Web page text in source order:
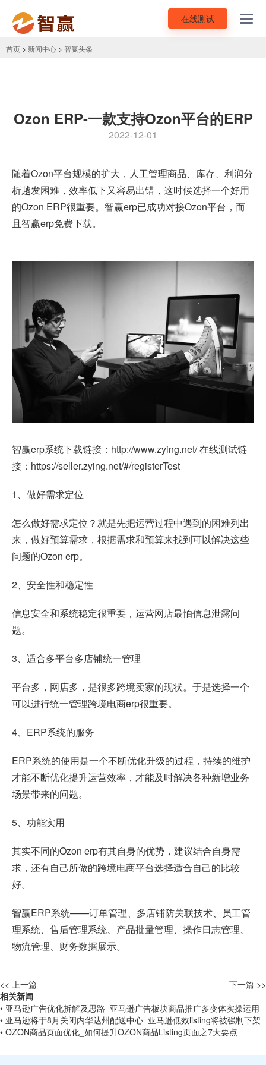
在线测试
首页 > 新闻中心 > 智赢头条
Ozon ERP-一款支持Ozon平台的ERP
2022-12-01
随着Ozon平台规模的扩大，人工管理商品、库存、利润分
析越发困难，效率低下又容易出错，这时候选择一个好用
的Ozon ERP很重要。 智赢erp已成功对接Ozon平台，而
且智赢erp免费下载。
智赢erp系统下载链接： http://www.zying.net/在线测试链
接： https://seller.zying.net/#/registerTest
1、做好需求定位
怎么做好需求定位？就是先把运营过程中遇到的困难列出
来，做好预算需求，根据需求和预算来找到可以解决这些
问题的Ozon erp。
2、安全性和稳定性
信息安全和系统稳定很重要，运营网店最怕信息泄露问
题。
3、适合多平台多店铺统一管理
平台多，网店多，是很多跨境卖家的现状。于是选择一个
可以进行统一管理跨境电商erp很重要。
4、ERP系统的服务
ERP系统的使用是一个不断优化升级的过程，持续的维护
才能不断优化提升运营效率，才能及时解决各种新增业务
场景带来的问题。
5、功能实用
其实不同的Ozon erp有其自身的优势，建议结合自身需
求，还有自己所做的跨境电商平台选择适合自己的比较
好。
智赢ERP系统——订单管理、多店铺防关联技术、员工管
理系统、售后管理系统、产品批量管理、操作日志管理、
物流管理、财务数据展示。
<< 上一篇
下一篇 >>
相关新闻
• 亚马逊广告优化拆解及思路_亚马逊广告板块商品推广多变体实操运用
• 亚马逊将于8月关闭内华达州配送中心_亚马逊低效listing将被强制下架
• OZON商品页面优化_如何提升OZON商品Listing页面之7大要点